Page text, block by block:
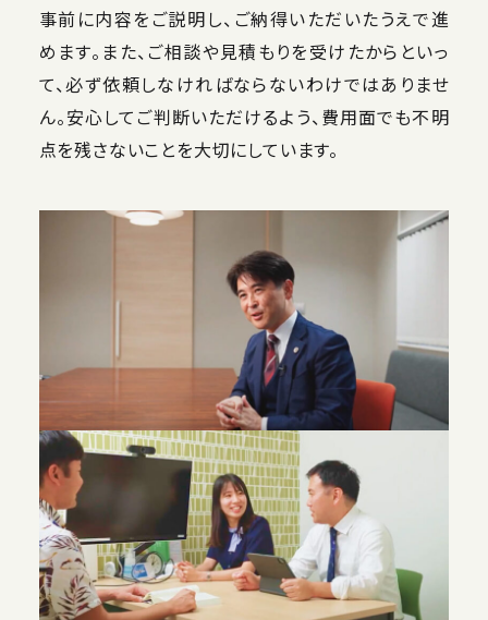
事前に内容をご説明し、ご納得いただいたうえで進
めます。また、ご相談や見積もりを受けたからといっ
て、必ず依頼しなければならないわけではありませ
ん。安心してご判断いただけるよう、費用面でも不明
点を残さないことを大切にしています。